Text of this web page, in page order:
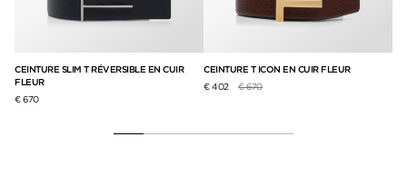
CEINTURE SLIM T RÉVERSIBLE EN CUIR
FLEUR
€ 670
CEINTURE T ICON EN CUIR FLEUR
€ 402
Prix réduit de
€ 670à